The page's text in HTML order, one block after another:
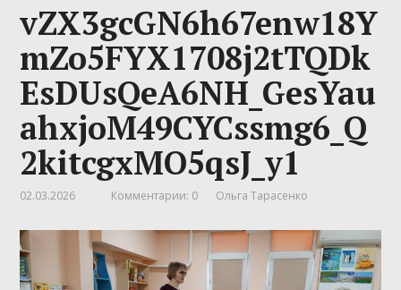
vZX3gcGN6h67enw18Y
mZo5FYX1708j2tTQDk
EsDUsQeA6NH_GesYau
ahxjoM49CYCssmg6_Q
2kitcgxMO5qsJ_y1
02.03.2026 Комментарии: 0 Ольга Тарасенко